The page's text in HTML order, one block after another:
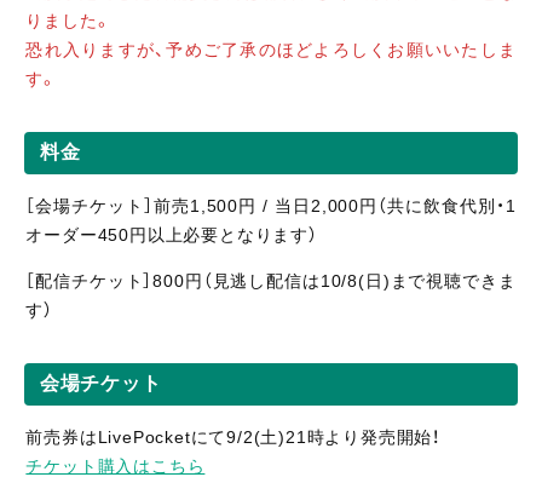
りました。
恐れ入りますが、予めご了承のほどよろしくお願いいたしま
す。
料金
［会場チケット］前売1,500円 / 当日2,000円（共に飲食代別・1
オーダー450円以上必要となります）
［配信チケット］800円（見逃し配信は10/8(日)まで視聴できま
す）
会場チケット
前売券はLivePocketにて9/2(土)21時より発売開始！
チケット購入はこちら